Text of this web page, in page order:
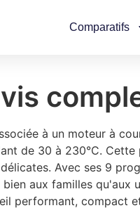
Comparatifs
à un moteur à
de 30 à 230°C.
Avec ses 9
aux familles
performant, compact